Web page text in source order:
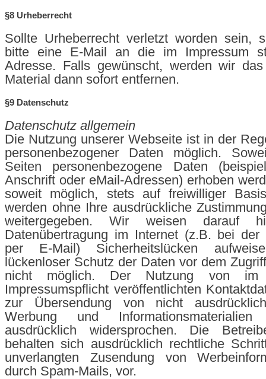
§8 Urheberrecht
Sollte Urheberrecht verletzt worden sein,
bitte eine E-Mail an die im Impressum
Adresse. Falls gewünscht, werden wir das
Material dann sofort entfernen.
§9 Datenschutz
Datenschutz allgemein
Die Nutzung unserer Webseite ist in der
personenbezogener Daten möglich.
Seiten personenbezogene Daten
Anschrift oder eMail-Adressen) erhoben
soweit möglich, stets auf freiwilliger
werden ohne Ihre ausdrückliche
weitergegeben. Wir weisen darauf
Datenübertragung im Internet (z.B. bei der
per E-Mail) Sicherheitslücken
lückenloser Schutz der Daten vor dem
nicht möglich. Der Nutzung von im
Impressumspflicht veröffentlichten
zur Übersendung von nicht
Werbung und
ausdrücklich widersprochen. Die
behalten sich ausdrücklich rechtliche
unverlangten Zusendung von
durch Spam-Mails, vor.